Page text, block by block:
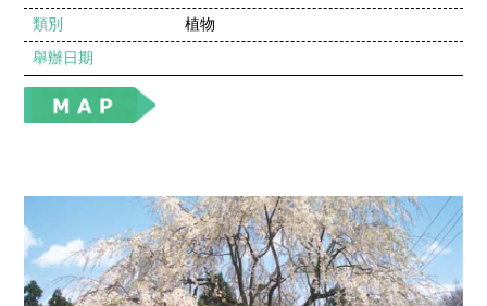
類別 植物
舉辦日期